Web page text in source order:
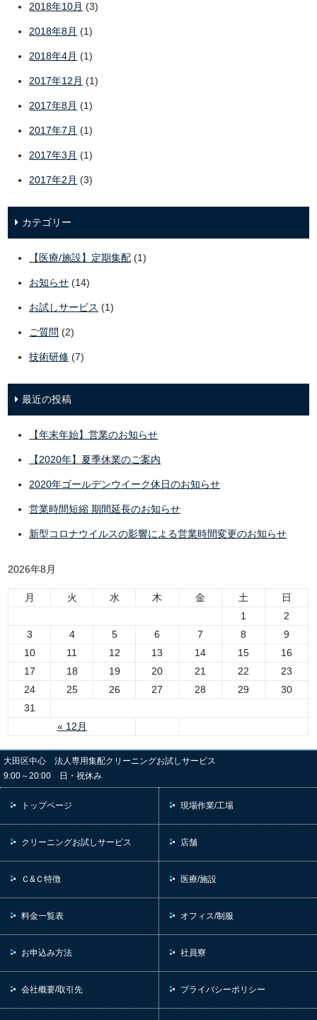
2018年10月 (3)
2018年8月 (1)
2018年4月 (1)
2017年12月 (1)
2017年8月 (1)
2017年7月 (1)
2017年3月 (1)
2017年2月 (3)
カテゴリー
【医療/施設】定期集配 (1)
お知らせ (14)
お試しサービス (1)
ご質問 (2)
技術研修 (7)
最近の投稿
【年末年始】営業のお知らせ
【2020年】夏季休業のご案内
2020年ゴールデンウイーク休日のお知らせ
営業時間短縮 期間延長のお知らせ
新型コロナウイルスの影響による営業時間変更のお知らせ
2026年8月
月 火 水 木 金 土 日
« 12月
1
2
3
4 5 6 7 8
9
10
11 12 13 14 15
16
17
18 19 20 21 22
23
24
25 26 27 28 29
30
31
大田区中心 法人専用集配クリーニングお試しサービス
9:00～20:00 日・祝休み
トップページ 現場作業/工場
クリーニングお試しサービス 店舗
Ｃ&Ｃ特徴 医療/施設
料金一覧表 オフィス/制服
お申込み方法 社員寮
会社概要/取引先 プライバシーポリシー